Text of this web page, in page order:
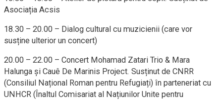
Asociația Acsis
18.30 – 20.00 – Dialog cultural cu muzicienii (care vor
susține ulterior un concert)
20.00 – 22.00 – Concert Mohamad Zatari Trio & Mara
Halunga și Cauê De Marinis Project. Susținut de CNRR
(Consiliul Național Roman pentru Refugiați) în parteneriat cu
UNHCR (Înaltul Comisariat al Națiunilor Unite pentru